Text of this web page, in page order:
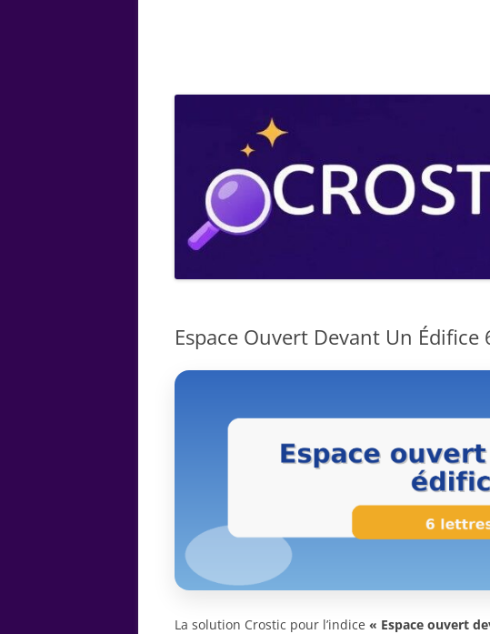
Espace Ouvert Devant Un
La solution Crostic pour l’indice « Espace ouvert